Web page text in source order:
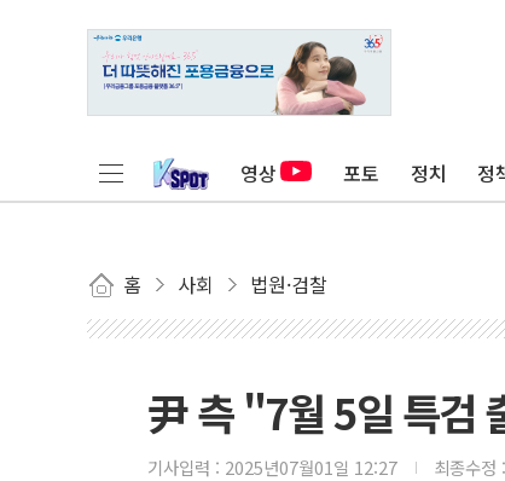
영상 포토 정치 정
홈 사회 법원·검찰
尹 측 "7월 5일 특
기사입력 : 2025년07월01일 12:27 최종수정 :